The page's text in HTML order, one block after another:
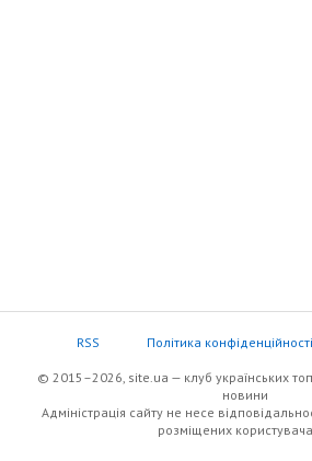
RSS Політика конфіденційності
© 2015–2026, site.ua — клуб українських
новини
Адміністрація сайту не несе
розміщених